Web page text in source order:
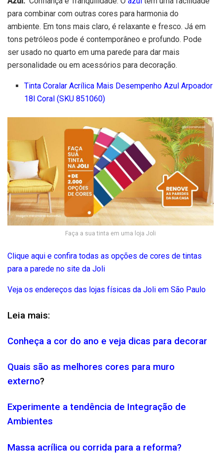
para combinar com outras cores para harmonia do
ambiente. Em tons mais claro, é relaxante e fresco. Já em
tons petróleos pode é contemporâneo e profundo. Pode
ser usado no quarto em uma parede para dar mais
personalidade ou em acessórios para decoração.
Tinta Coralar Acrílica Mais Desempenho Azul Arpoador
18l Coral (SKU 851060)
Faça a sua tinta em uma loja Joli
Clique aqui e confira todas as opções de cores de tintas
para a parede no site da Joli
Veja os endereços das lojas físicas da Joli em São Paulo
Leia mais:
Conheça a cor do ano e veja dicas para decorar
Quais são as melhores cores para muro
externo?
Experimente a tendência de Integração de
Ambientes
Massa acrílica ou corrida para a reforma?